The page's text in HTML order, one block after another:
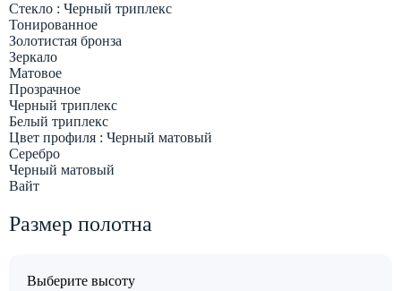
Стекло : Черный триплекс
Тонированное
Золотистая бронза
Зеркало
Матовое
Прозрачное
Черный триплекс
Белый триплекс
Цвет профиля : Черный матовый
Серебро
Черный матовый
Вайт
Размер полотна